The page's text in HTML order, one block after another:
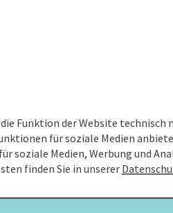
Funktion der Website
für soziale Medien
soziale Medien, Werbung und
finden Sie in unserer